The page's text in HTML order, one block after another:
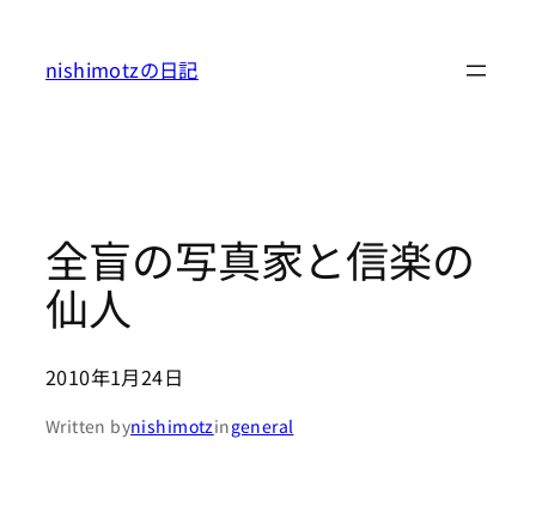
nishimotzの日記
全盲の写真家と信楽の
仙人
2010年1月24日
Written bynishimotzingeneral